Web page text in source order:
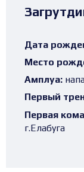
Дата
Место
Амплуа:
Первый
Первая
г.Елабуга